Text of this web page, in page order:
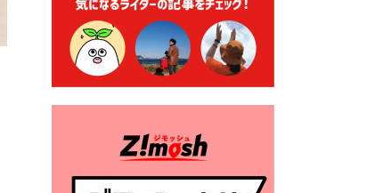
ーナー」について
2026年7月1日 豊前市民プール
一般開放
（令和８年４月１日施行）
格改定